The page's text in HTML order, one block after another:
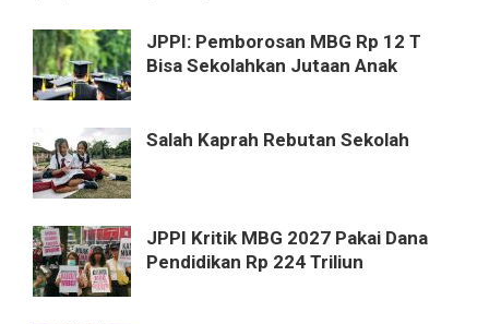
JPPI: Pemborosan MBG Rp 12 T
Bisa Sekolahkan Jutaan Anak
Salah Kaprah Rebutan Sekolah
JPPI Kritik MBG 2027 Pakai Dana
Pendidikan Rp 224 Triliun